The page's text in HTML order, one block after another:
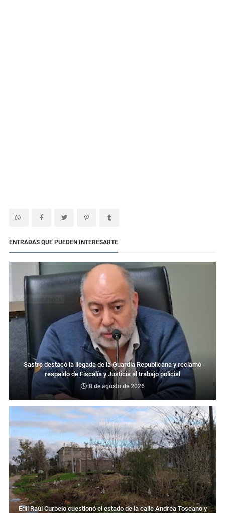
ENTRADAS QUE PUEDEN INTERESARTE
Sastre destacó la llegada de la Guardia Republicana y reclamó
respaldo de Fiscalía y Justicia al trabajo policial
8 de agosto de 2026
Edil Raúl Curbelo cuestionó el estado de la calle Andrea Toscano y